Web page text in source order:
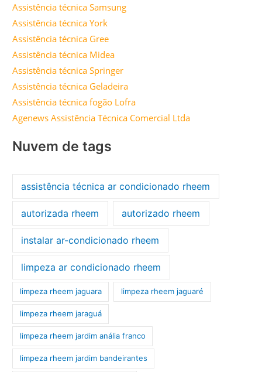
Assistência técnica Samsung
Assistência técnica York
Assistência técnica Gree
Assistência técnica Midea
Assistência técnica Springer
Assistência técnica Geladeira
Assistência técnica fogão Lofra
Agenews Assistência Técnica Comercial Ltda
Nuvem de tags
assistência técnica ar condicionado rheem
autorizada rheem autorizado rheem
instalar ar-condicionado rheem
limpeza ar condicionado rheem
limpeza rheem jaguara limpeza rheem jaguaré
limpeza rheem jaraguá
limpeza rheem jardim anália franco
limpeza rheem jardim bandeirantes